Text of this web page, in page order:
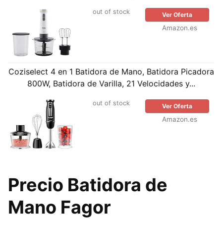
out of stock Ver Oferta
Amazon.es
Coziselect 4 en 1 Batidora de Mano, Batidora Picadora
800W, Batidora de Varilla, 21 Velocidades y...
out of stock Ver Oferta
Amazon.es
Precio Batidora de
Mano Fagor